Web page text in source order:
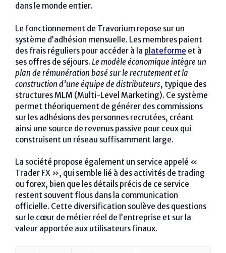
dans le monde entier.
Le fonctionnement de Travorium repose sur un
système d’adhésion mensuelle. Les membres paient
des frais réguliers pour accéder à la plateforme et à
ses offres de séjours. Le modèle économique intègre un
plan de rémunération basé sur le recrutement et la
construction d’une équipe de distributeurs, typique des
structures MLM (Multi-Level Marketing). Ce système
permet théoriquement de générer des commissions
sur les adhésions des personnes recrutées, créant
ainsi une source de revenus passive pour ceux qui
construisent un réseau suffisamment large.
La société propose également un service appelé «
Trader FX », qui semble lié à des activités de trading
ou forex, bien que les détails précis de ce service
restent souvent flous dans la communication
officielle. Cette diversification soulève des questions
sur le cœur de métier réel de l’entreprise et sur la
valeur apportée aux utilisateurs finaux.